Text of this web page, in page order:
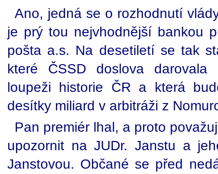
Ano, jedná se o rozhodnutí
je prý tou nejvhodnější bankou
pošta a.s. Na desetiletí se tak
které ČSSD doslova
loupeži historie ČR a která
desítky miliard v arbitráži z
Pan premiér lhal, a proto
upozornit na JUDr. Janstu a
Janstovou. Občané se před